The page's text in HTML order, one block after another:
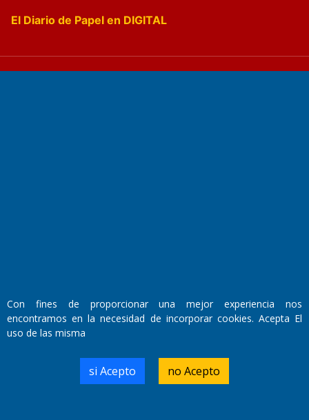
El Diario de Papel en DIGITAL
Domicilio Legal: José Ingenieros 855,
Número de Registro DNDA:
RL-2019-55551274-APN-DNDA#MJ
Con fines de proporcionar una mejor experiencia nos
encontramos en la necesidad de incorporar cookies. Acepta El
uso de las misma
si Acepto no Acepto